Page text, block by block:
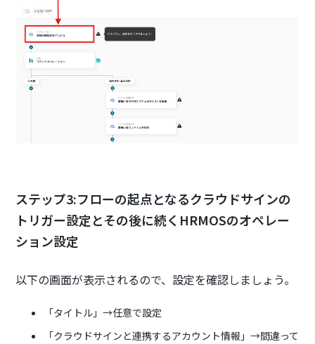
ステップ3:フローの起点となるクラウドサインの
トリガー設定とその後に続くHRMOSのオペレー
ション設定
以下の画面が表示されるので、設定を確認しましょう。
「タイトル」→任意で設定
「クラウドサインと連携するアカウント情報」→間違って